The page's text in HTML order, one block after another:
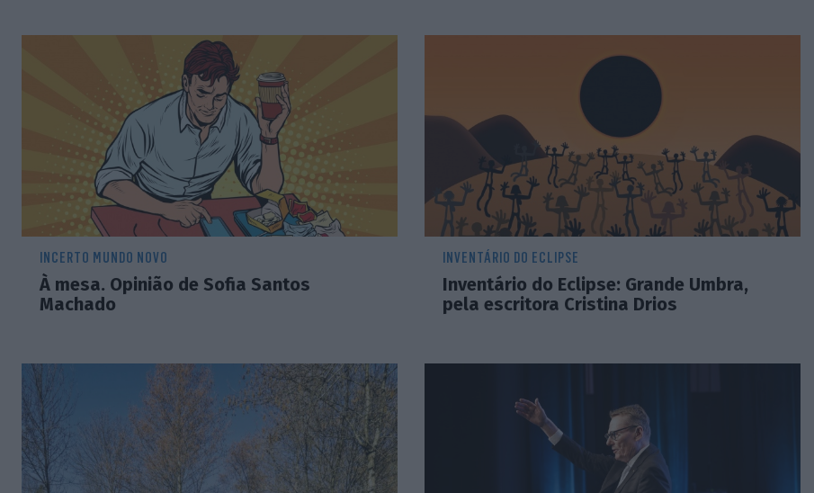
INCERTO MUNDO NOVO
À mesa. Opinião de Sofia Santos
Machado
INVENTÁRIO DO ECLIPSE
Inventário do Eclipse: Grande Umbra,
pela escritora Cristina Drios